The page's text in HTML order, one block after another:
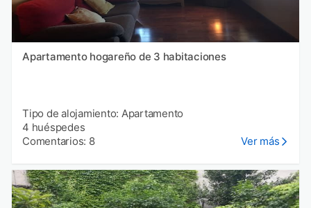
Apartamento hogareño de 3 habitaciones
Tipo de alojamiento: Apartamento
4 huéspedes
Comentarios: 8
Ver más